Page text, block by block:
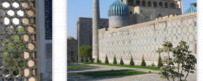
0 297